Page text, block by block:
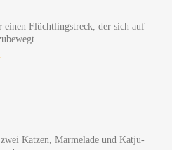
Flücht­lings­treck, der sich auf
Kat­zen, Mar­me­la­de und Kat­ju­